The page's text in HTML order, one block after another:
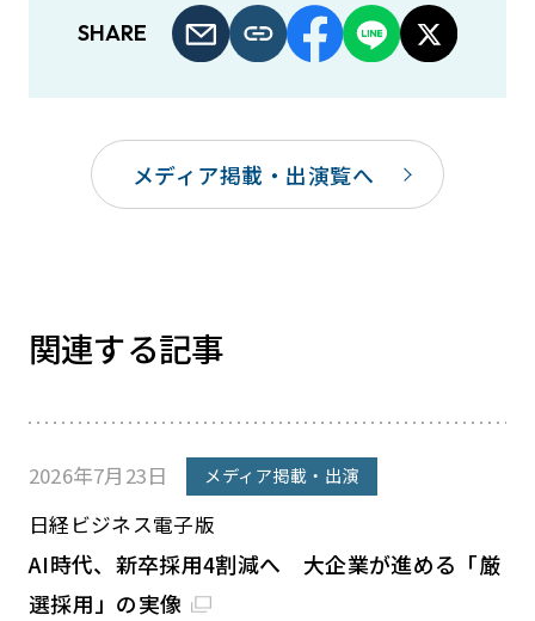
SHARE
メディア掲載・出演覧へ
関連する記事
2026年7月23日 メディア掲載・出演
日経ビジネス電子版
AI時代、新卒採用4割減へ 大企業が進める「厳
選採用」の実像